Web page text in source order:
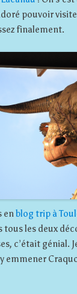
pouvoir
finalement.
enblog trip à
tous les deux
c’était génial.
emmener